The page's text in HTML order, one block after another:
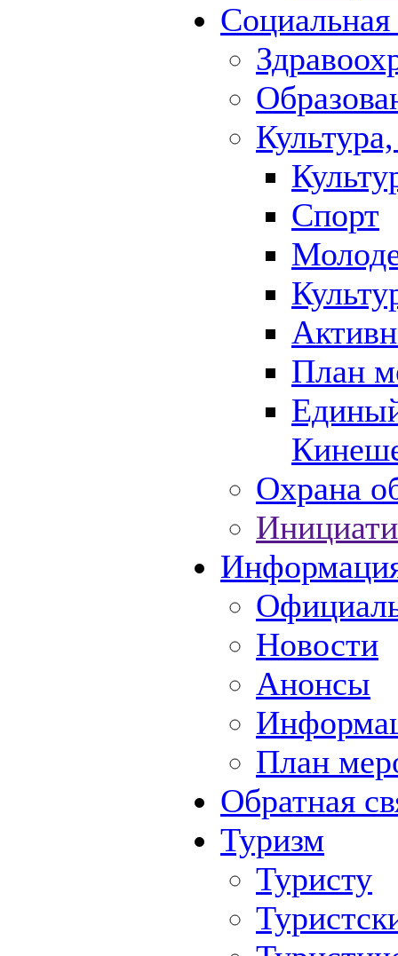
Спорт
План
Охрана
Новости
Анонсы
План
Обратная
Туризм
Туристу